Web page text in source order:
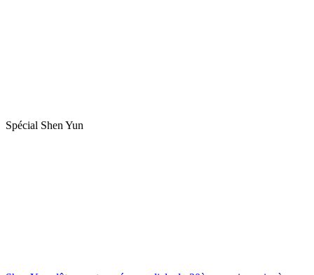
Spécial Shen Yun